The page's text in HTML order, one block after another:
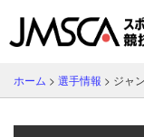
ホーム > 選手情報 > ジャ